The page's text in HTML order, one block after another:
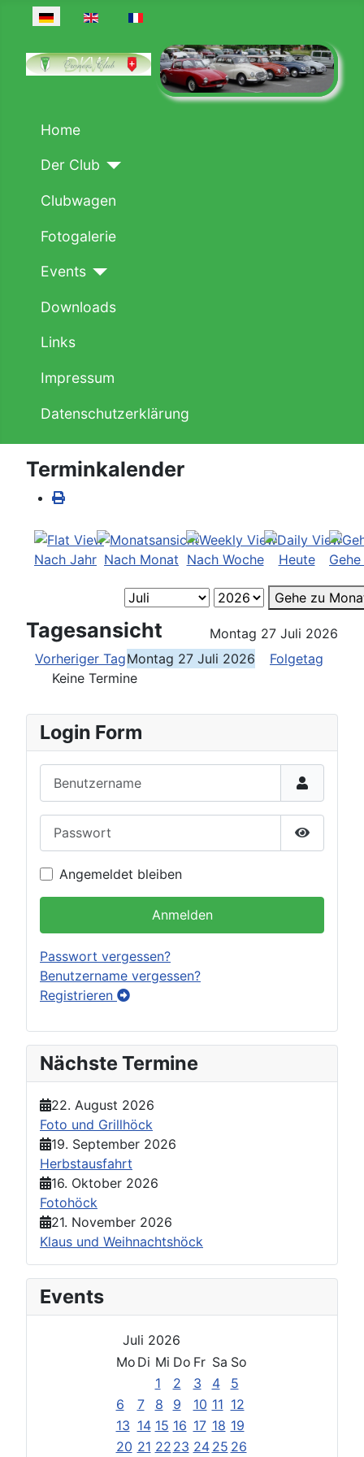
Sprache auswählen
Home
Der Club
Clubwagen
Fotogalerie
Events
Downloads
Links
Impressum
Datenschutzerklärung
Terminkalender
Nach Jahr Nach Monat Nach Woche Heute
Gehe zu
Tagesansicht
Montag 27 Juli 2026
Vorheriger TagMontag 27 Juli 2026
Folgetag
Keine Termine
Login Form
Passwort
Angemeldet bleiben
Anmelden
Passwort vergessen?
Benutzername vergessen?
Registrieren
Nächste Termine
22. August 2026
Foto und Grillhöck
19. September 2026
Herbstausfahrt
16. Oktober 2026
Fotohöck
21. November 2026
Klaus und Weihnachtshöck
Events
Juli 2026
Mo Di Mi Do Fr Sa So
1
2 3 4
5
6
7 8 9 10 11 12
13 14 15 16 17 18 19
20 21 22 23 24 25 26